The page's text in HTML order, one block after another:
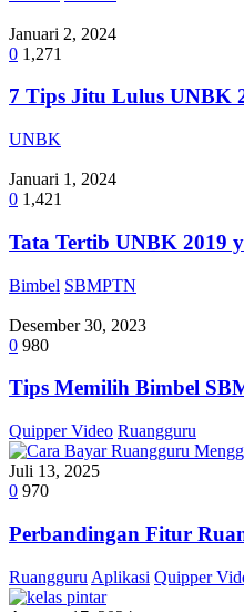
Januari 2, 2024
0 1,271
7 Tips Jitu Lulus UNBK
UNBK
Januari 1, 2024
0 1,421
Tata Tertib UNBK 2019
Bimbel SBMPTN
Desember 30, 2023
0 980
Tips Memilih Bimbel
Quipper Video Ruangguru
Juli 13, 2025
0 970
Perbandingan Fitur
Ruangguru Aplikasi Quipper